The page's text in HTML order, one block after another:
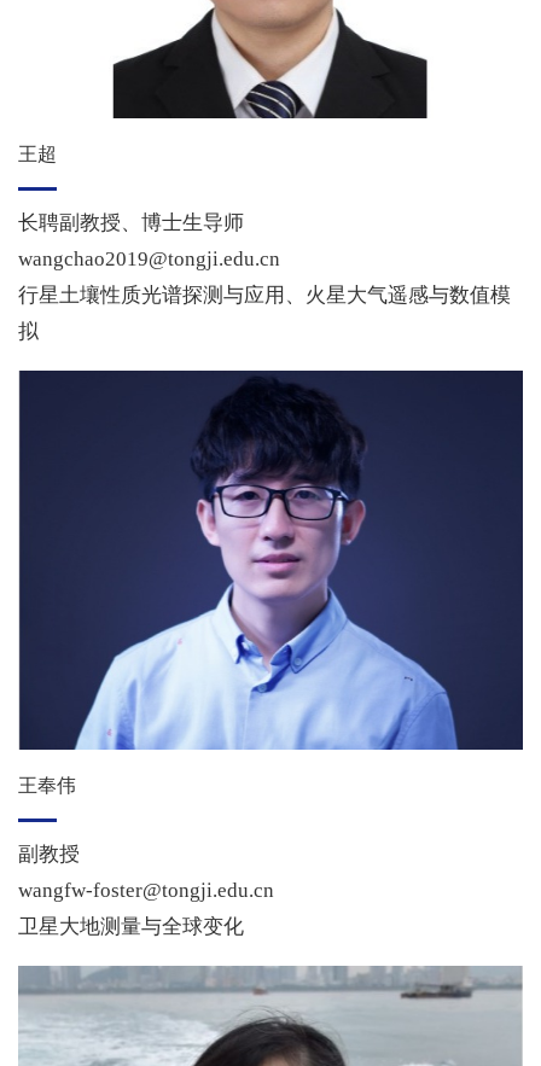
王超
长聘副教授、博士生导师
wangchao2019@tongji.edu.cn
行星土壤性质光谱探测与应用、火星大气遥感与数值模
拟
王奉伟
副教授
wangfw-foster@tongji.edu.cn
卫星大地测量与全球变化